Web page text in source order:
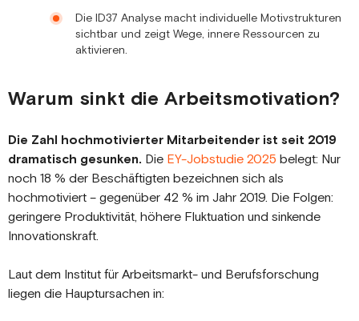
Die ID37 Analyse macht individuelle Motivstrukturen
sichtbar und zeigt Wege, innere Ressourcen zu
aktivieren.
Warum sinkt die Arbeitsmotivation?
Die Zahl hochmotivierter Mitarbeitender ist seit 2019
dramatisch gesunken. Die EY-Jobstudie 2025 belegt: Nur
noch 18 % der Beschäftigten bezeichnen sich als
hochmotiviert – gegenüber 42 % im Jahr 2019. Die Folgen:
geringere Produktivität, höhere Fluktuation und sinkende
Innovationskraft.
Laut dem Institut für Arbeitsmarkt- und Berufsforschung
liegen die Hauptursachen in: